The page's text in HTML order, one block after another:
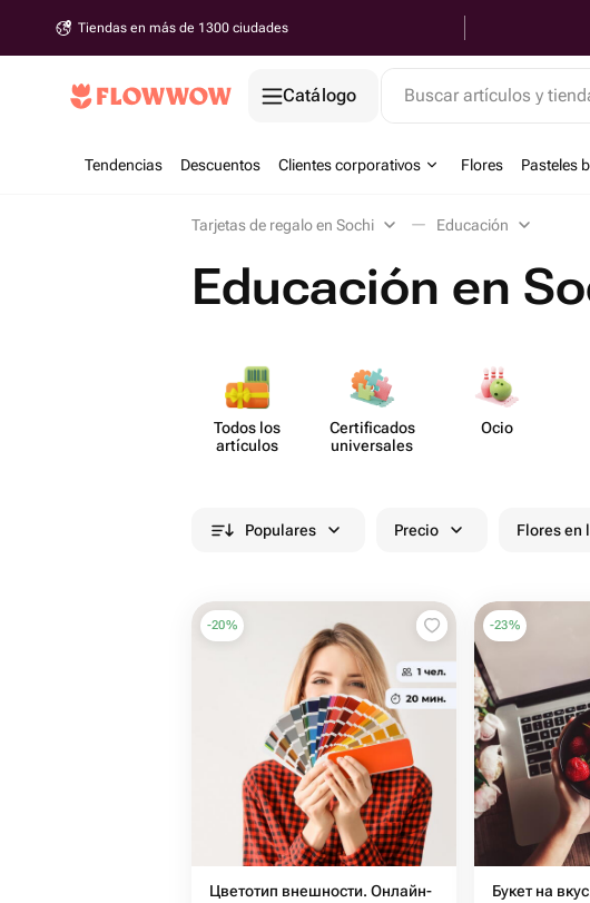
Tiendas en más de 1300 ciudades
Catálogo Buscar artículos y
Tendencias Descuentos Clientes corporativos Flores Pasteles
Tarjetas de regalo en Sochi Educación
Educación en
Todos los
artículos
Certif​icados
unive​rsales
Ocio
Populares Precio Flores en
-20%
Цветотип внешности. Онлайн-
-23%
Букет на вкус. Онлайн